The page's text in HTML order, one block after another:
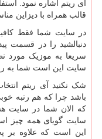
آی ریتم اشاره نمود.
قالب همراه با دیزاین
در سایت شما فقط
دنبالشید را در قسمت
سریعا به موزیک مورد
سایت این است شما به
شک نکنید آی ریتم
باشد چرا که هم رتبه
که الان شما در سایت
سایت گویای همه چیز
این است که علاوه بر